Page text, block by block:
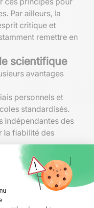
Par ailleurs, la
critique et
remettre en
scientifique
avantages
personnels et
standardisés.
indépendantes des
la fiabilité des
pour prendre des
le domaine
publiques.
des
adoption